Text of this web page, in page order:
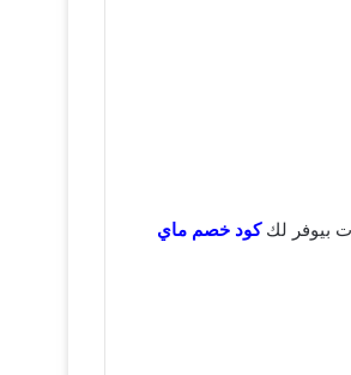
بيوفر لككود خصم ماي